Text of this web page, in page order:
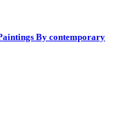
By contemporary